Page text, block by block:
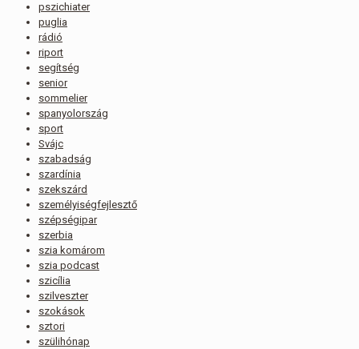
pszichiater
puglia
rádió
riport
segítség
senior
sommelier
spanyolország
sport
Svájc
szabadság
szardínia
szekszárd
személyiségfejlesztő
szépségipar
szerbia
szia komárom
szia podcast
szicília
szilveszter
szokások
sztori
szülihónap